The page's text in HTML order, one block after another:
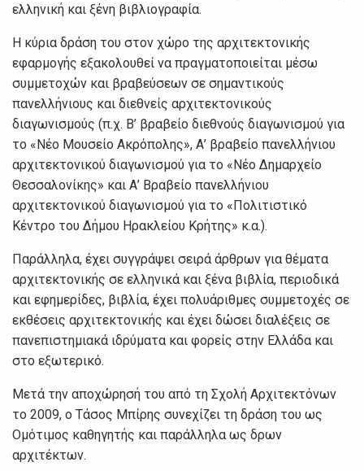
ελληνική και ξένη βιβλιογραφία.
Η κύρια δράση του στον χώρο της αρχιτεκτονικής
εφαρμογής εξακολουθεί να πραγματοποιείται μέσω
συμμετοχών και βραβεύσεων σε σημαντικούς
πανελλήνιους και διεθνείς αρχιτεκτονικούς
διαγωνισμούς (π.χ. Β’ βραβείο διεθνούς διαγωνισμού για
το «Νέο Μουσείο Ακρόπολης», Α’ βραβείο πανελλήνιου
αρχιτεκτονικού διαγωνισμού για το «Νέο Δημαρχείο
Θεσσαλονίκης» και Α’ Βραβείο πανελλήνιου
αρχιτεκτονικού διαγωνισμού για το «Πολιτιστικό
Κέντρο του Δήμου Ηρακλείου Κρήτης» κ.α.).
Παράλληλα, έχει συγγράψει σειρά άρθρων για θέματα
αρχιτεκτονικής σε ελληνικά και ξένα βιβλία, περιοδικά
και εφημερίδες, βιβλία, έχει πολυάριθμες συμμετοχές σε
εκθέσεις αρχιτεκτονικής και έχει δώσει διαλέξεις σε
πανεπιστημιακά ιδρύματα και φορείς στην Ελλάδα και
στο εξωτερικό.
Μετά την αποχώρησή του από τη Σχολή Αρχιτεκτόνων
το 2009, ο Τάσος Μπίρης συνεχίζει τη δράση του ως
Ομότιμος καθηγητής και παράλληλα ως δρων
αρχιτέκτων.